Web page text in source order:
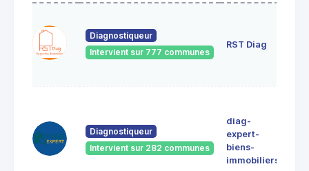
Diagnostiqueur
Intervient sur 777 communes
RST Diag
Diagnostiqueur
Intervient sur 282 communes
diag-
expert-
biens-
immobiliers